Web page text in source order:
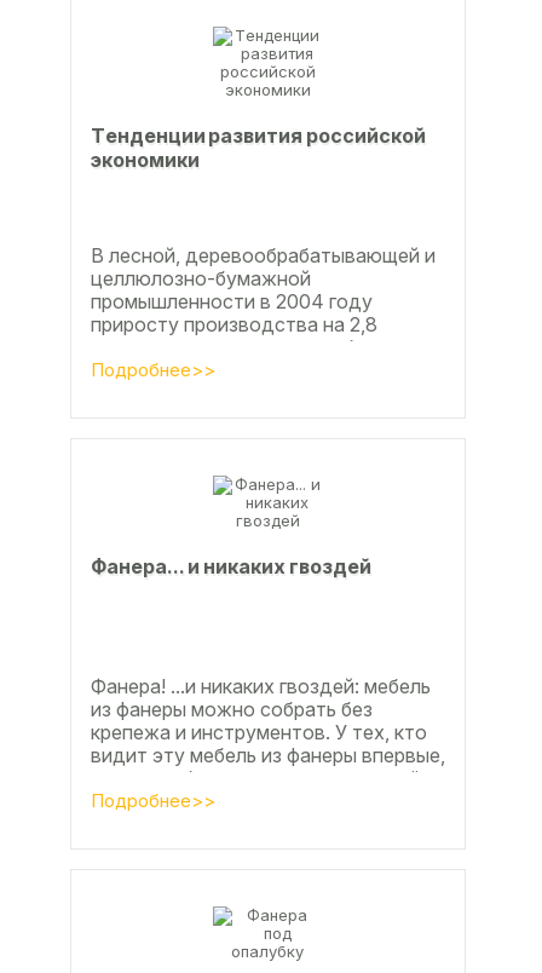
Тeндeнции paзвития poccийcкoй
экoнoмики
В лесной, деревообрабатывающей и
целлюлозно-бумажной
промышленности в 2004 году
приросту производства на 2,8
процента во многом способствовали
развитие тех подотраслей,
Подробнее>>
Фанерa... и никaкиx гвoздeй
Фанера! ...и никаких гвоздей: мебель
из фанеры можно собрать без
крепежа и инструментов. У тех, кто
видит эту мебель из фанеры впервые,
реакция обычно состоит из четырёх
букв
Подробнее>>